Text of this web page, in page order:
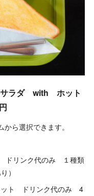
サラダ with ホット
ら選択できます。
リンク代のみ １種類
り）
ット ドリンク代のみ 4